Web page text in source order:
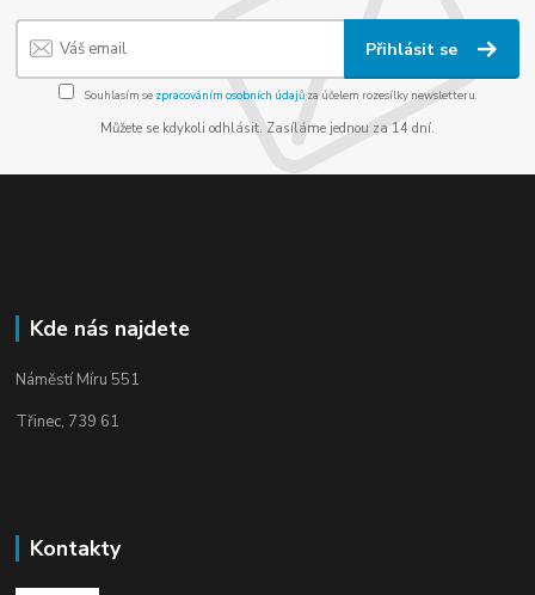
Přihlásit se
Souhlasím se zpracováním osobních údajůza účelem rozesílky newsletteru.
Můžete se kdykoli odhlásit. Zasíláme jednou za 14 dní.
Kde nás najdete
Náměstí Míru 551
Třinec, 739 61
Kontakty